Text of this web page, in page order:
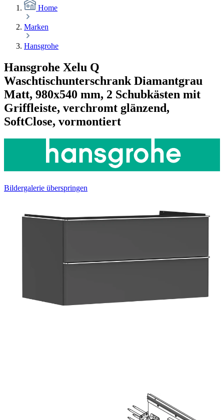
Home
Marken
Hansgrohe
Hansgrohe Xelu Q
Waschtischunterschrank Diamantgrau
Matt, 980x540 mm, 2 Schubkästen mit
Griffleiste, verchromt glänzend,
SoftClose, vormontiert
Bildergalerie überspringen